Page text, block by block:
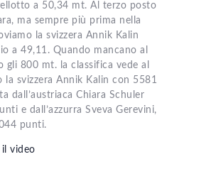
a 50,34 mt. Al terzo posto
ma sempre più prima nella
la svizzera Annik Kalin
a 49,11. Quando mancano al
gli 800 mt. la classifica vede al
la svizzera Annik Kalin con 5581
dall’austriaca Chiara Schuler
e dall’azzurra Sveva Gerevini,
punti.
video